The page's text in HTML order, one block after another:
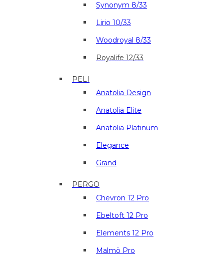
Synonym 8/33
Lirio 10/33
Woodroyal 8/33
Royalife 12/33
PELI
Anatolia Design
Anatolia Elite
Anatolia Platinum
Elegance
Grand
PERGO
Chevron 12 Pro
Ebeltoft 12 Pro
Elements 12 Pro
Malmö Pro